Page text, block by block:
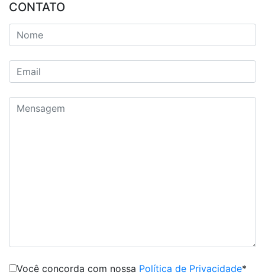
CONTATO
Você concorda com nossa Política de Privacidade*